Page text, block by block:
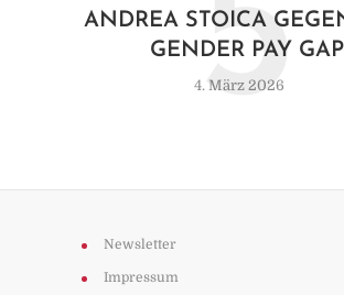
ANDREA STOICA
GENDER PAY GAP
4. März 2026
5
Newsletter
Impressum